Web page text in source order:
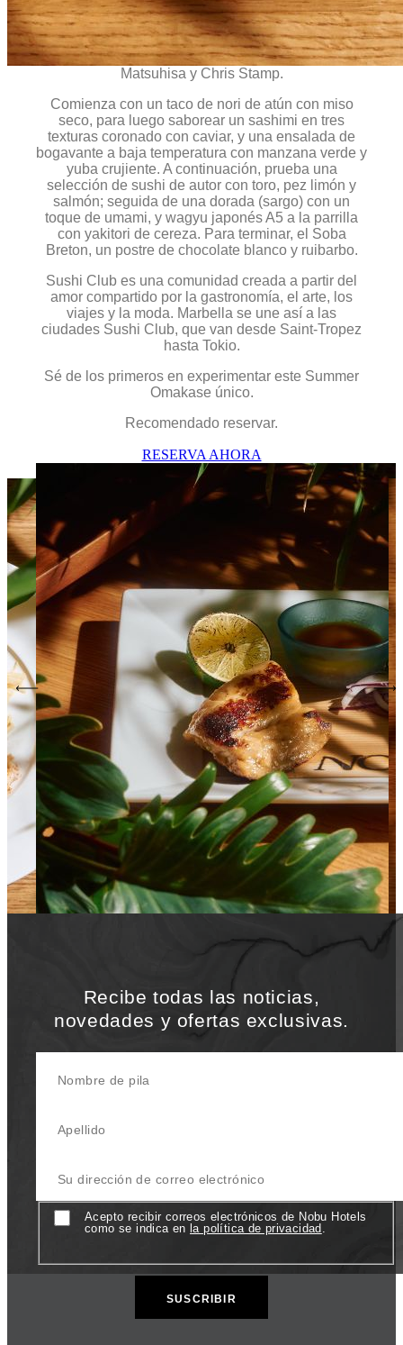
Este verano llega a Nobu Marbella un nuevo menú
degustación de edición limitada, en colaboración
con Sushi Club, la comunidad de moda y estilo de
vida fundada en Beverly Hills por el chef Nobu
Matsuhisa y Chris Stamp.
Comienza con un taco de nori de atún con miso
seco, para luego saborear un sashimi en tres
texturas coronado con caviar, y una ensalada de
bogavante a baja temperatura con manzana verde y
yuba crujiente. A continuación, prueba una
selección de sushi de autor con toro, pez limón y
salmón; seguida de una dorada (sargo) con un
toque de umami, y wagyu japonés A5 a la parrilla
con yakitori de cereza. Para terminar, el Soba
Breton, un postre de chocolate blanco y ruibarbo.
Sushi Club es una comunidad creada a partir del
amor compartido por la gastronomía, el arte, los
viajes y la moda. Marbella se une así a las
ciudades Sushi Club, que van desde Saint-Tropez
hasta Tokio.
Sé de los primeros en experimentar este Summer
Omakase único.
Recomendado reservar.
RESERVA AHORA
Recibe todas las noticias,
novedades y ofertas exclusivas.
ConsentirAcepto recibir correos electrónicos de Nobu Hotels
como se indica en la política de privacidad .